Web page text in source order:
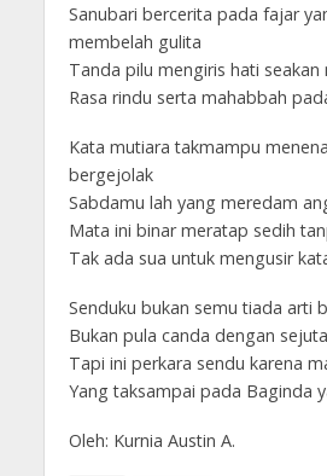
Sanubari bercerita pada fajar
membelah gulita
Tanda pilu mengiris hati
Rasa rindu serta mahabbah
Kata mutiara takmampu
bergejolak
Sabdamu lah yang meredam
Mata ini binar meratap sedih
Tak ada sua untuk mengusir
Senduku bukan semu tiada arti
Bukan pula canda dengan
Tapi ini perkara sendu karena
Yang taksampai pada Baginda
Oleh: Kurnia Austin A.